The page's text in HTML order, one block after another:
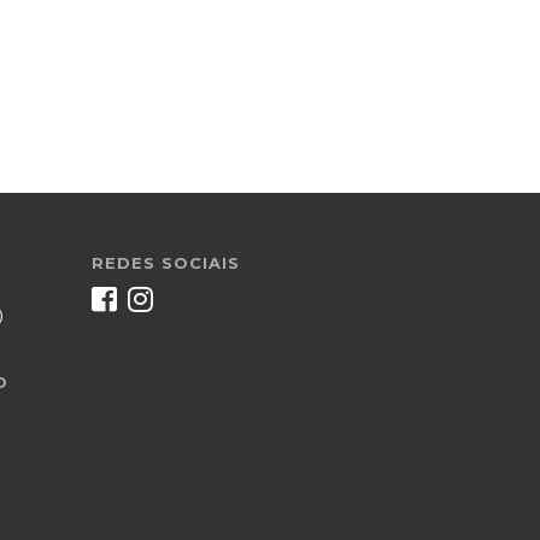
REDES SOCIAIS